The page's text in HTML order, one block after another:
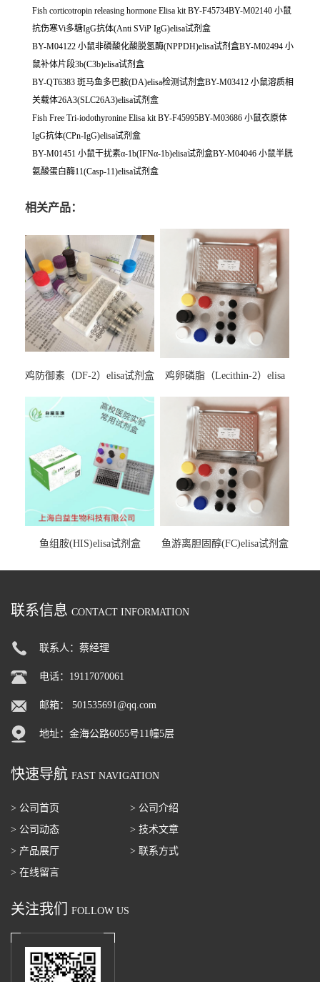
Fish corticotropin releasing hormone Elisa kit BY-F45734BY-M02140 小鼠
抗伤寒Vi多糖IgG抗体(Anti SViP IgG)elisa试剂盒
BY-M04122 小鼠非磷酸化酸脱氢酶(NPPDH)elisa试剂盒BY-M02494 小
鼠补体片段3b(C3b)elisa试剂盒
BY-QT6383 斑马鱼多巴胺(DA)elisa检测试剂盒BY-M03412 小鼠溶质相
关载体26A3(SLC26A3)elisa试剂盒
Fish Free Tri-iodothyronine Elisa kit BY-F45995BY-M03686 小鼠衣原体
IgG抗体(CPn-IgG)elisa试剂盒
BY-M01451 小鼠干扰素α-1b(IFNα-1b)elisa试剂盒BY-M04046 小鼠半胱
氨酸蛋白酶11(Casp-11)elisa试剂盒
相关产品：
鸡防御素（DF-2）elisa试剂盒
鸡卵磷脂（Lecithin-2）elisa
鱼组胺(HIS)elisa试剂盒 鱼游离胆固醇(FC)elisa试剂盒
联系信息 CONTACT INFORMATION
联系人：蔡经理
电话：19117070061
邮箱： 501535691@qq.com
地址：金海公路6055号11幢5层
快速导航 FAST NAVIGATION
> 公司首页
> 公司介绍
> 公司动态
> 技术文章
> 产品展厅
> 联系方式
> 在线留言
关注我们 FOLLOW US